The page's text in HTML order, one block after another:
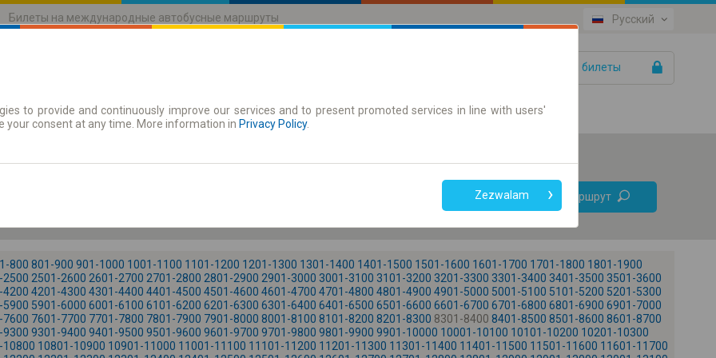
Билеты на международные автобусные маршруты Русский
Ваши билеты
Абонементы
Только онлайн билет
Найти маршрут
+
800 801-900 901-1000 1001-1100 1101-1200 1201-1300 1301-1400 1401-1500 1501-1600 1601-1700 1701-1800 1801-1900
2500 2501-2600 2601-2700 2701-2800 2801-2900 2901-3000 3001-3100 3101-3200 3201-3300 3301-3400 3401-3500 3501-3600
4200 4201-4300 4301-4400 4401-4500 4501-4600 4601-4700 4701-4800 4801-4900 4901-5000 5001-5100 5101-5200 5201-5300
5900 5901-6000 6001-6100 6101-6200 6201-6300 6301-6400 6401-6500 6501-6600 6601-6700 6701-6800 6801-6900 6901-7000
7600 7601-7700 7701-7800 7801-7900 7901-8000 8001-8100 8101-8200 8201-8300 8301-8400 8401-8500 8501-8600 8601-8700
9300 9301-9400 9401-9500 9501-9600 9601-9700 9701-9800 9801-9900 9901-10000 10001-10100 10101-10200 10201-10300
10800 10801-10900 10901-11000 11001-11100 11101-11200 11201-11300 11301-11400 11401-11500 11501-11600 11601-11700
to provide and continuously improve our services and to present promoted services in line with users'
your consent at any time. More information in Privacy Policy.
Zezwalam